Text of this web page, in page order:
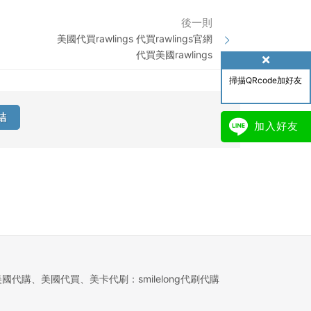
掃描QRcode加好友
加入好友
後一則
美國代買rawlings 代買rawlings官網
代買美國rawlings
國代購、美國代買、美卡代刷：smilelong代刷代購